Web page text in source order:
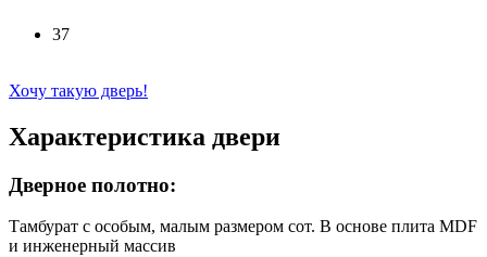
37
Хочу такую дверь!
Характеристика двери
Дверное полотно:
Тамбурат с особым, малым размером сот. В основе плита MDF
и инженерный массив